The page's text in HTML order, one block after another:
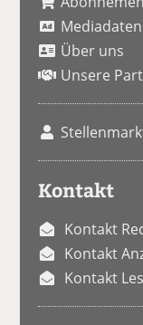
Über uns
Unsere
Kontakt
Kontakt
Kontakt
Kontakt